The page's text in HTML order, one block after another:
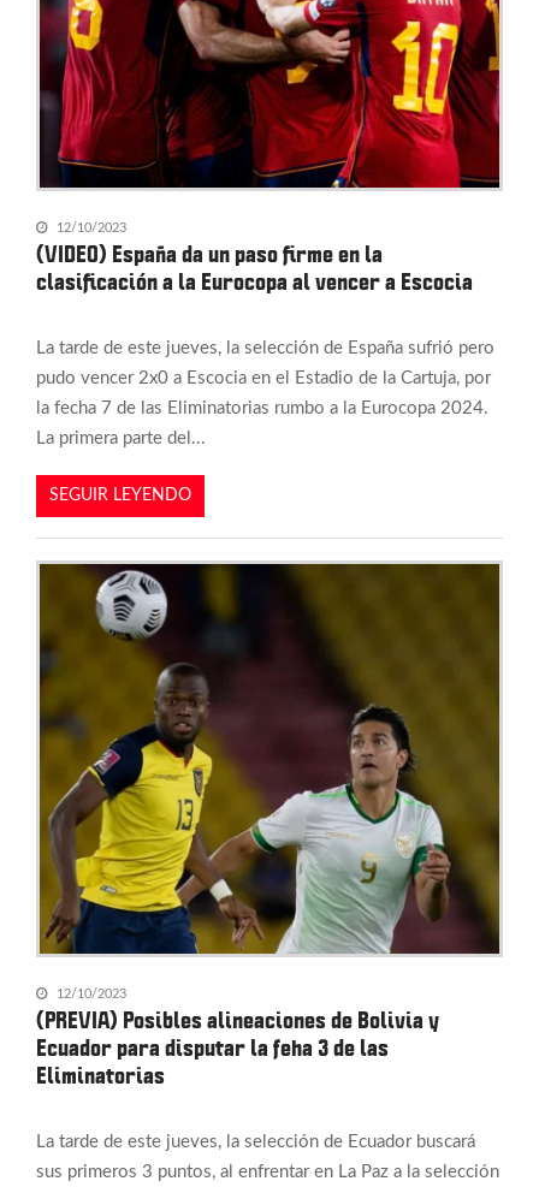
12/10/2023
(VIDEO) España da un paso firme en la
clasificación a la Eurocopa al vencer a Escocia
La tarde de este jueves, la selección de España sufrió pero
pudo vencer 2x0 a Escocia en el Estadio de la Cartuja, por
la fecha 7 de las Eliminatorias rumbo a la Eurocopa 2024.
La primera parte del...
SEGUIR LEYENDO
12/10/2023
(PREVIA) Posibles alineaciones de Bolivia y
Ecuador para disputar la feha 3 de las
Eliminatorias
La tarde de este jueves, la selección de Ecuador buscará
sus primeros 3 puntos, al enfrentar en La Paz a la selección